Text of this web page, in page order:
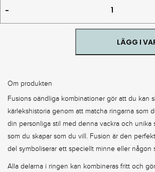
Ytterring
-
LÄGG I
Om produkten
Fusions oändliga kombinationer gör att du kan
kärlekshistoria genom att matcha ringarna som
din personliga stil med denna vackra och unika
som du skapar som du vill. Fusion är den
del symboliserar ett speciellt minne eller någon
Alla delarna i ringen kan kombineras fritt och